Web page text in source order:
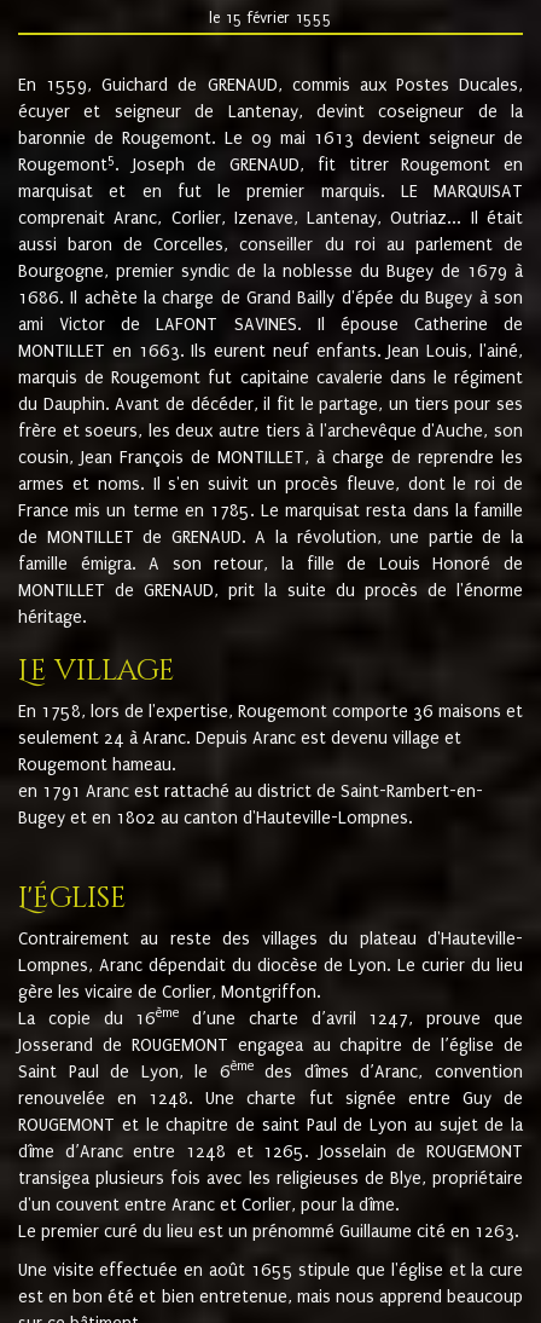
le 15 février 1555
En 1559, Guichard de GRENAUD, commis aux Postes Ducales,
écuyer et seigneur de Lantenay, devint coseigneur de la
baronnie de Rougemont. Le 09 mai 1613 devient seigneur de
Rougemont5. Joseph de GRENAUD, fit titrer Rougemont en
marquisat et en fut le premier marquis. LE MARQUISAT
comprenait Aranc, Corlier, Izenave, Lantenay, Outriaz... Il était
aussi baron de Corcelles, conseiller du roi au parlement de
Bourgogne, premier syndic de la noblesse du Bugey de 1679 à
1686. Il achète la charge de Grand Bailly d'épée du Bugey à son
ami Victor de LAFONT SAVINES. Il épouse Catherine de
MONTILLET en 1663. Ils eurent neuf enfants. Jean Louis, l'ainé,
marquis de Rougemont fut capitaine cavalerie dans le régiment
du Dauphin. Avant de décéder, il fit le partage, un tiers pour ses
frère et soeurs, les deux autre tiers à l'archevêque d'Auche, son
cousin, Jean François de MONTILLET, à charge de reprendre les
armes et noms. Il s'en suivit un procès fleuve, dont le roi de
France mis un terme en 1785. Le marquisat resta dans la famille
de MONTILLET de GRENAUD. A la révolution, une partie de la
famille émigra. A son retour, la fille de Louis Honoré de
MONTILLET de GRENAUD, prit la suite du procès de l'énorme
héritage.
Le village
En 1758, lors de l'expertise, Rougemont comporte 36 maisons et
seulement 24 à Aranc. Depuis Aranc est devenu village et
Rougemont hameau.
en 1791 Aranc est rattaché au district de Saint-Rambert-en-
Bugey et en 1802 au canton d'Hauteville-Lompnes.
L'église
Contrairement au reste des villages du plateau d'Hauteville-
Lompnes, Aranc dépendait du diocèse de Lyon. Le curier du lieu
gère les vicaire de Corlier, Montgriffon.
La copie du 16ème
d’une charte d’avril 1247, prouve que
Josserand de ROUGEMONT engagea au chapitre de l’église de
Saint Paul de Lyon, le 6èmedes dîmes d’Aranc, convention
renouvelée en 1248. Une charte fut signée entre Guy de
ROUGEMONT et le chapitre de saint Paul de Lyon au sujet de la
dîme d’Aranc entre 1248 et 1265. Josselain de ROUGEMONT
transigea plusieurs fois avec les religieuses de Blye, propriétaire
d'un couvent entre Aranc et Corlier, pour la dîme.
Le premier curé du lieu est un prénommé Guillaume cité en 1263.
Une visite effectuée en août 1655 stipule que l'église et la cure
est en bon été et bien entretenue, mais nous apprend beaucoup